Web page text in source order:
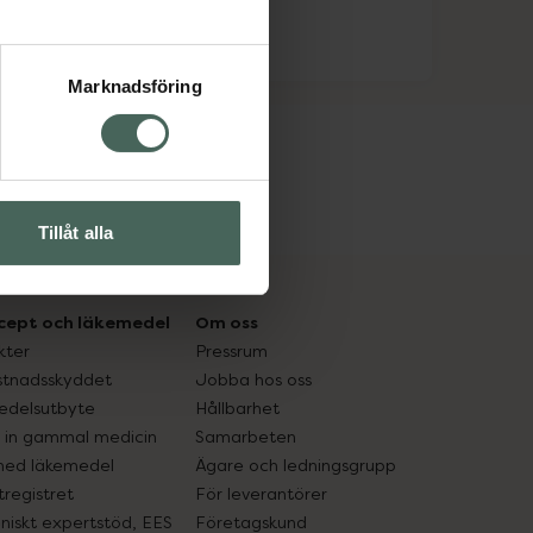
Marknadsföring
Tillåt alla
och läkemedel
in gammal medicin
läkemedel
expertstöd, EES
Om oss
Pressrum
Jobba hos oss
Hållbarhet
Samarbeten
Ägare och ledningsgrupp
För leverantörer
Företagskund